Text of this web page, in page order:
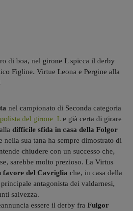
di boa, nel girone L spicca il derby
Figline. Virtue Leona e Pergine alla
nel campionato di Seconda categoria
del girone Le già certa di girare
difficile sfida in casa della Folgor
nella sua tana ha sempre dimostrato di
chiudere con un successo che,
sarebbe molto prezioso. La Virtus
favore del Cavriglia che, in casa della
antagonista dei valdarnesi,
salvezza.
essere il derby fra Fulgor